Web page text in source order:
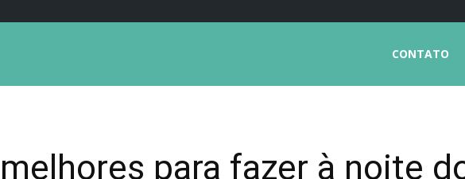
CONTATO
para fazer à noite